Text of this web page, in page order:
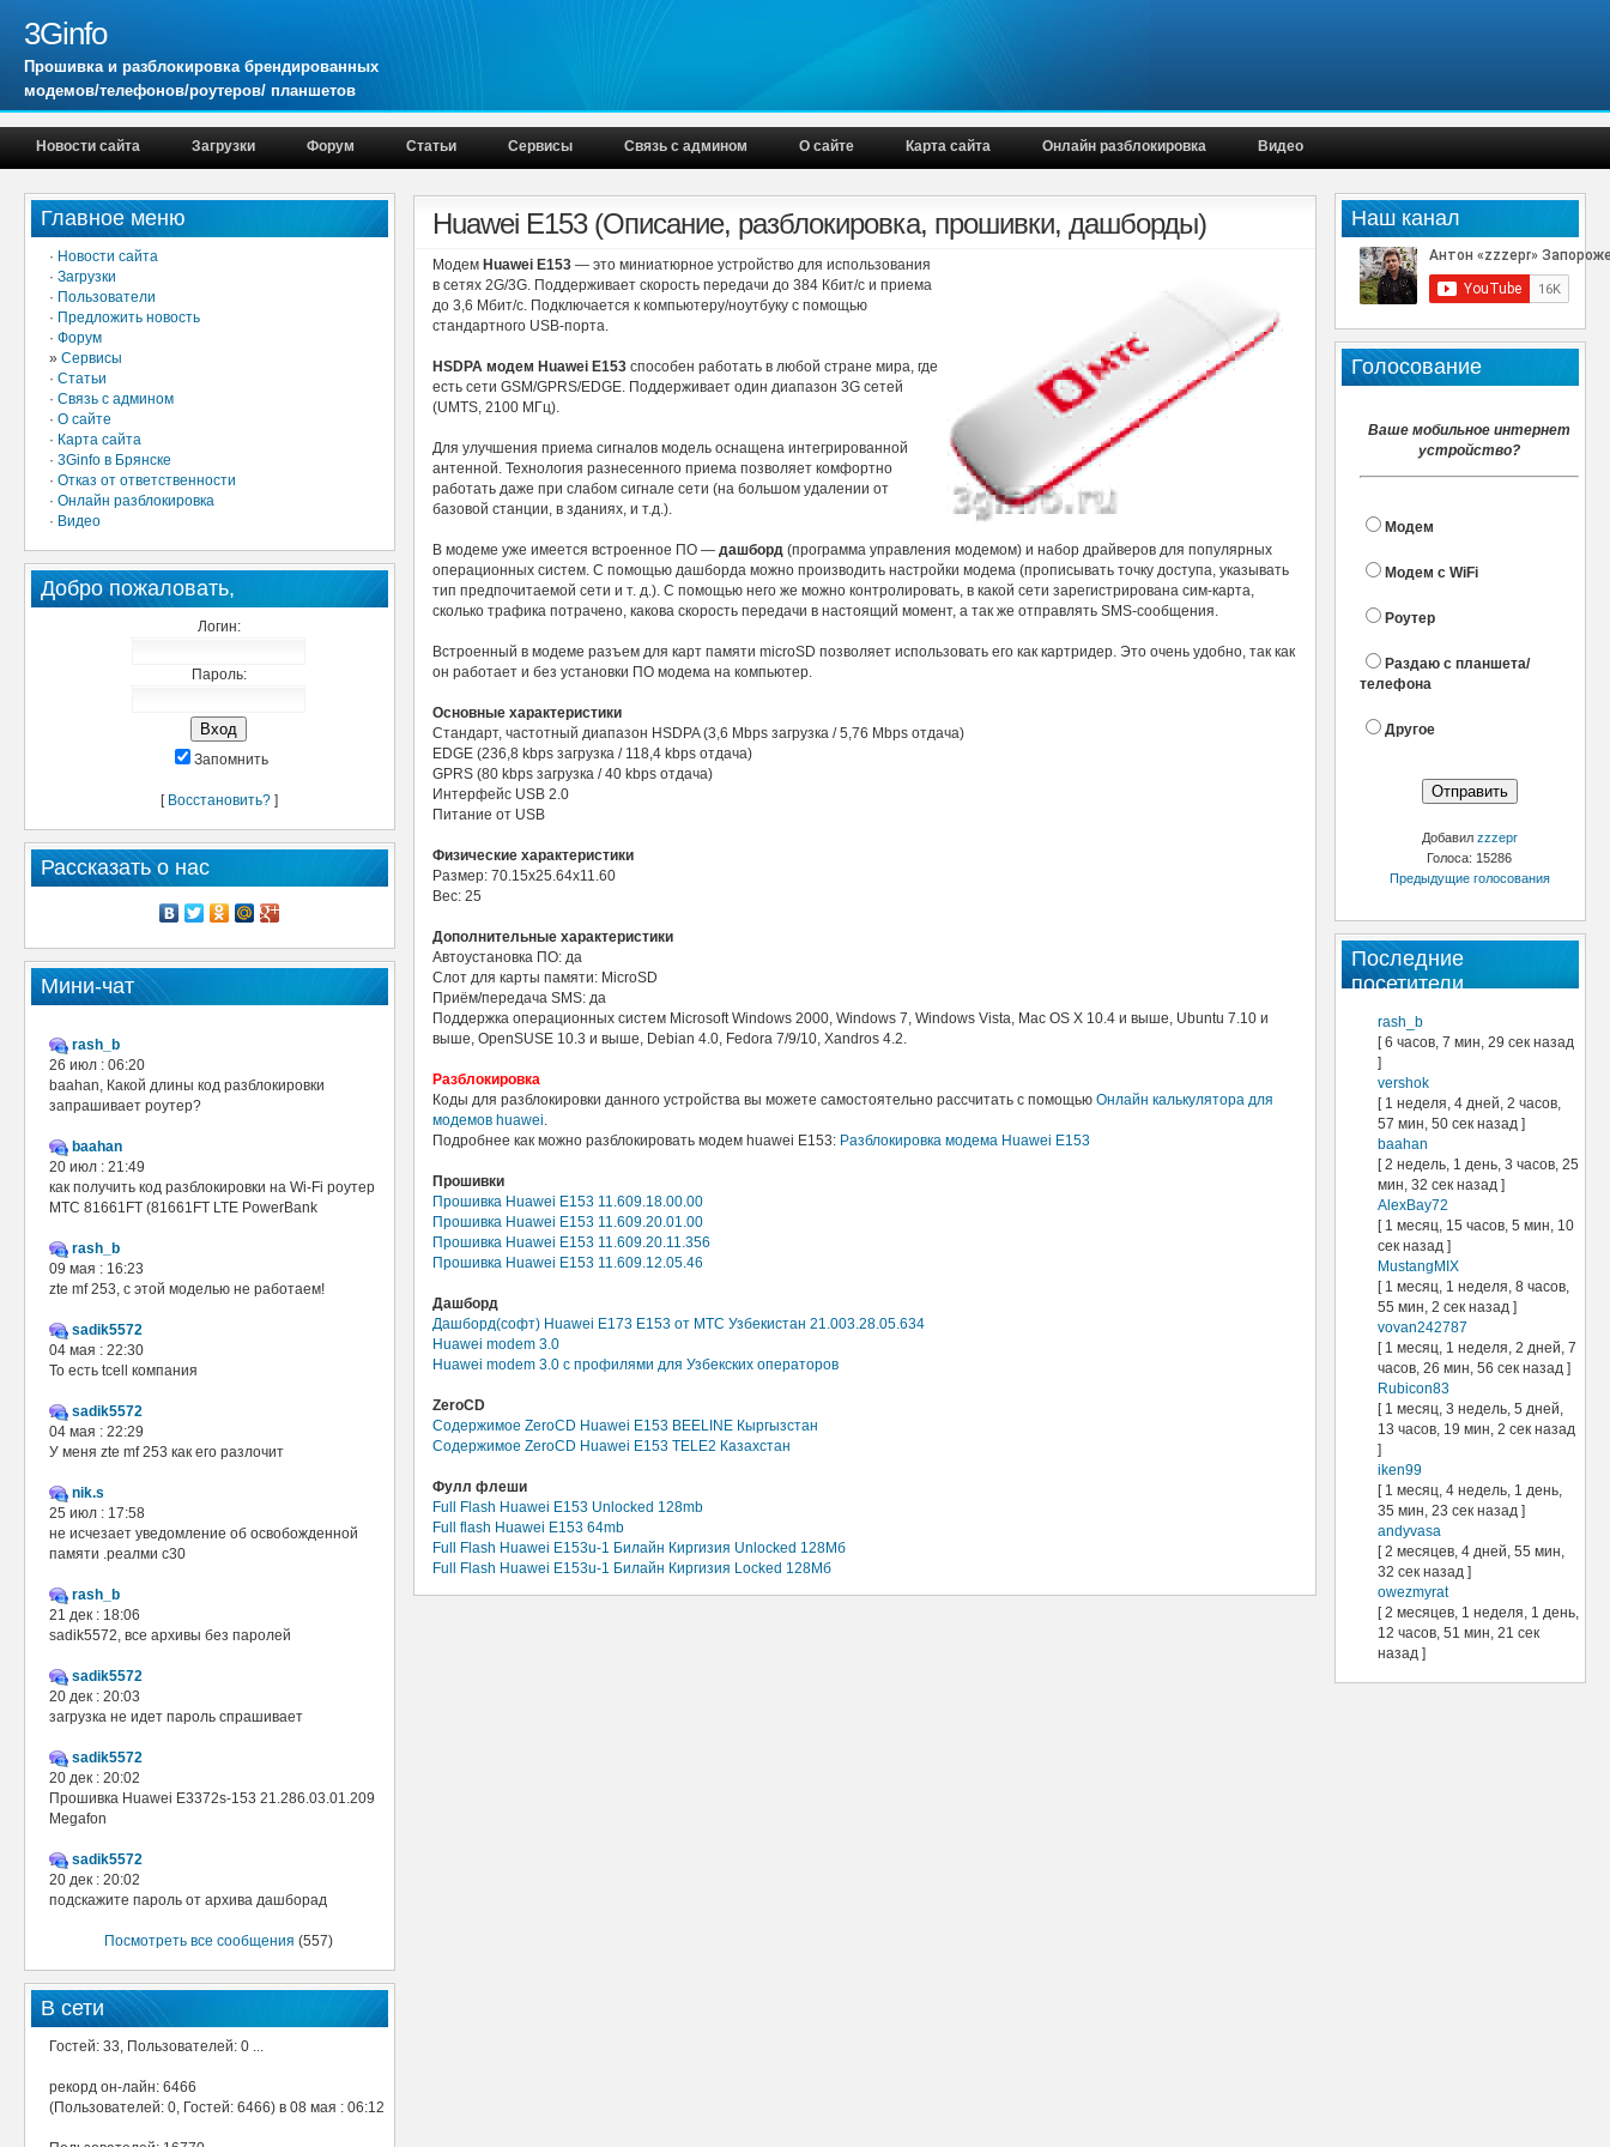
3Ginfo
Прошивка и разблокировка брендированных
модемов/телефонов/роутеров/ планшетов
Новости сайта Загрузки Форум Статьи Сервисы Связь с админом О сайте Карта сайта Онлайн разблокировка Видео
Наш канал
Голосование
Ваше мобильное интернет
устройство?
Модем
Модем с WiFi
Роутер
Раздаю с планшета/
телефона
Другое
Добавил zzzepr
Голоса: 15286
Предыдущие голосования
Последние
посетители
rash_b
[ 6 часов, 7 мин, 29 сек назад
]
vershok
[ 1 неделя, 4 дней, 2 часов,
57 мин, 50 сек назад ]
baahan
[ 2 недель, 1 день, 3 часов, 25
мин, 32 сек назад ]
AlexBay72
[ 1 месяц, 15 часов, 5 мин, 10
сек назад ]
MustangMIX
[ 1 месяц, 1 неделя, 8 часов,
55 мин, 2 сек назад ]
vovan242787
[ 1 месяц, 1 неделя, 2 дней, 7
часов, 26 мин, 56 сек назад ]
Rubicon83
[ 1 месяц, 3 недель, 5 дней,
13 часов, 19 мин, 2 сек назад
]
iken99
[ 1 месяц, 4 недель, 1 день,
35 мин, 23 сек назад ]
andyvasa
[ 2 месяцев, 4 дней, 55 мин,
32 сек назад ]
owezmyrat
[ 2 месяцев, 1 неделя, 1 день,
12 часов, 51 мин, 21 сек
назад ]
Главное меню
· Новости сайта
· Загрузки
· Пользователи
· Предложить новость
· Форум
» Сервисы
· Статьи
· Связь с админом
· О сайте
· Карта сайта
· 3Ginfo в Брянске
· Отказ от ответственности
· Онлайн разблокировка
· Видео
Добро пожаловать,
Логин:
Пароль:
Запомнить
[ Восстановить?]
Рассказать о нас
Мини-чат
rash_b
26 июл : 06:20
baahan, Какой длины код разблокировки
запрашивает роутер?
baahan
20 июл : 21:49
как получить код разблокировки на Wi-Fi роутер
МТС 81661FT (81661FT LTE PowerBank
rash_b
09 мая : 16:23
zte mf 253, с этой моделью не работаем!
sadik5572
04 мая : 22:30
То есть tcell компания
sadik5572
04 мая : 22:29
У меня zte mf 253 как его разлочит
nik.s
25 июл : 17:58
не исчезает уведомление об освобожденной
памяти .реалми с30
rash_b
21 дек : 18:06
sadik5572, все архивы без паролей
sadik5572
20 дек : 20:03
загрузка не идет пароль спрашивает
sadik5572
20 дек : 20:02
Прошивка Huawei E3372s-153 21.286.03.01.209
Megafon
sadik5572
20 дек : 20:02
подскажите пароль от архива дашборад
Посмотреть все сообщения (557)
В сети
Гостей: 33, Пользователей: 0 ...
рекорд он-лайн: 6466
(Пользователей: 0, Гостей: 6466) в 08 мая : 06:12
Huawei E153 (Описание, разблокировка, прошивки, дашборды)
Модем Huawei E153 — это миниатюрное устройство для использования
в сетях 2G/3G. Поддерживает скорость передачи до 384 Кбит/с и приема
до 3,6 Мбит/с. Подключается к компьютеру/ноутбуку с помощью
стандартного USB-порта.
HSDPA модем Huawei E153 способен работать в любой стране мира, где
есть сети GSM/GPRS/EDGE. Поддерживает один диапазон 3G сетей
(UMTS, 2100 МГц).
Для улучшения приема сигналов модель оснащена интегрированной
антенной. Технология разнесенного приема позволяет комфортно
работать даже при слабом сигнале сети (на большом удалении от
базовой станции, в зданиях, и т.д.).
В модеме уже имеется встроенное ПО — дашборд (программа управления модемом) и набор драйверов для популярных
операционных систем. С помощью дашборда можно производить настройки модема (прописывать точку доступа, указывать
тип предпочитаемой сети и т. д.). С помощью него же можно контролировать, в какой сети зарегистрирована сим-карта,
сколько трафика потрачено, какова скорость передачи в настоящий момент, а так же отправлять SMS-сообщения.
Встроенный в модеме разъем для карт памяти microSD позволяет использовать его как картридер. Это очень удобно, так как
он работает и без установки ПО модема на компьютер.
Основные характеристики
Стандарт, частотный диапазон HSDPA (3,6 Mbps загрузка / 5,76 Mbps отдача)
EDGE (236,8 kbps загрузка / 118,4 kbps отдача)
GPRS (80 kbps загрузка / 40 kbps отдача)
Интерфейс USB 2.0
Питание от USB
Физические характеристики
Размер: 70.15х25.64х11.60
Вес: 25
Дополнительные характеристики
Автоустановка ПО: да
Слот для карты памяти: MicroSD
Приём/передача SMS: да
Поддержка операционных систем Microsoft Windows 2000, Windows 7, Windows Vista, Mac OS Х 10.4 и выше, Ubuntu 7.10 и
выше, OpenSUSE 10.3 и выше, Debian 4.0, Fedora 7/9/10, Xandros 4.2.
Разблокировка
Коды для разблокировки данного устройства вы можете самостоятельно рассчитать с помощью Онлайн калькулятора для
модемов huawei.
Подробнее как можно разблокировать модем huawei E153: Разблокировка модема Huawei E153
Прошивки
Прошивка Huawei E153 11.609.18.00.00
Прошивка Huawei E153 11.609.20.01.00
Прошивка Huawei E153 11.609.20.11.356
Прошивка Huawei E153 11.609.12.05.46
Дашборд
Дашборд(софт) Huawei E173 E153 от МТС Узбекистан 21.003.28.05.634
Huawei modem 3.0
Huawei modem 3.0 с профилями для Узбекских операторов
ZeroCD
Содержимое ZeroCD Huawei E153 BEELINE Кыргызстан
Содержимое ZeroCD Huawei E153 TELE2 Казахстан
Фулл флеши
Full Flash Huawei E153 Unlocked 128mb
Full flash Huawei E153 64mb
Full Flash Huawei E153u-1 Билайн Киргизия Unlocked 128Мб
Full Flash Huawei E153u-1 Билайн Киргизия Locked 128Мб